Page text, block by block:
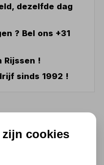
dezelfde dag
? Bel ons +31
Rijssen !
sinds 1992 !
Hydraulische
zijn cookies